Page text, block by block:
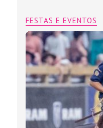
FESTAS E EVENTOS